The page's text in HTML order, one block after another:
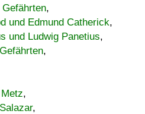
,
und Edmund Catherick,
und Ludwig Panetius,
,
,
,